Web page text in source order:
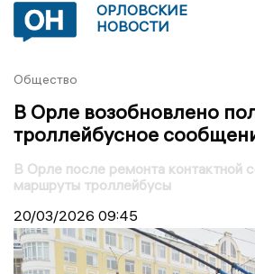
ОРЛОВСКИЕ
НОВОСТИ
Общество
В Орле возобновлено
троллейбусное
В Орле после ремонта контактной
маршруты троллейбусы
20/03/2026 09:45